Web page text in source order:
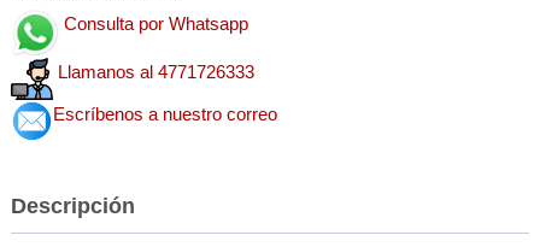
Consulta por Whatsapp
Llamanos al 4771726333
Escríbenos a nuestro correo
Descripción